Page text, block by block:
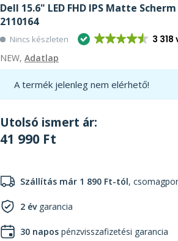
Dell 15.6" LED FHD IPS Matte Scherm
2110164
Nincs készleten 3
NEW, Adatlap
A termék jelenleg nem elérhető!
Utolsó ismert ár:
41 990 Ft
Szállítás már 1 890 Ft-tól,
2 évgarancia
30 napos pénzvisszafizetési garancia